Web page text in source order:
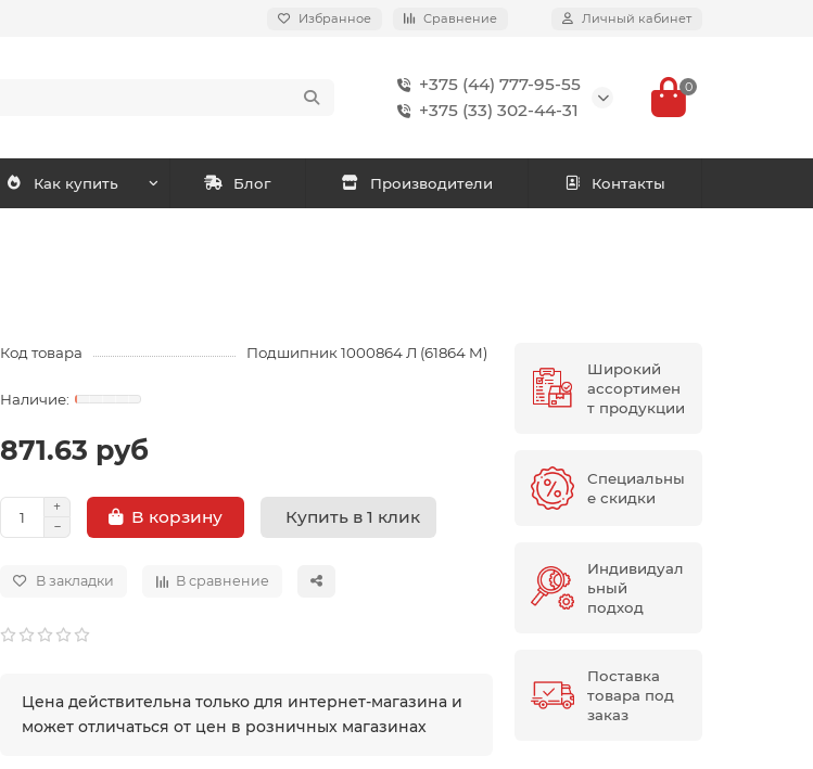
Избранное Сравнение Личный кабинет
+375 (44) 777-95-55
+375 (33) 302-44-31
0
Как купить Блог Производители Контакты
Код товара Подшипник 1000864 Л (61864 M)
871.63 руб
В корзину Купить в 1 клик
В закладки В сравнение
Цена действительна только для интернет-магазина и
может отличаться от цен в розничных магазинах
Широкий
ассортимен
т продукции
Специальны
е скидки
Индивидуал
ьный
подход
Поставка
товара под
заказ